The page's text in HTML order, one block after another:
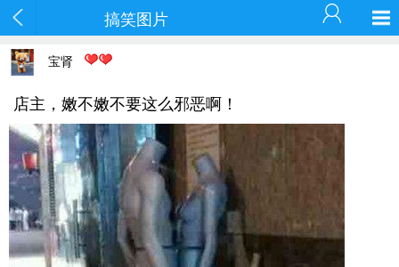
搞笑图片
宝肾
店主，嫩不嫩不要这么邪恶啊！